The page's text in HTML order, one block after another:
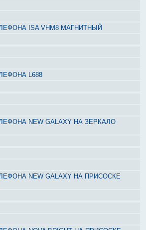
ISA VHM8 МАГНИТНЫЙ
L688
NEW GALAXY НА ЗЕРКАЛО
NEW GALAXY НА ПРИСОСКЕ